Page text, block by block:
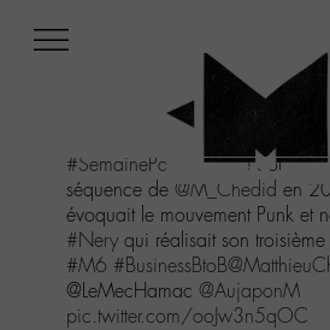
menu
Aller
contenu
Aller
#SemaineParisDerniere
séquence de @M_Chedid en
évoquait le mouvement Punk et
#Nery qui réalisait son
#M6 #BusinessBtoB
@LeMecHamac @AujaponM
pic.twitter.com/ooJw3n5qOC